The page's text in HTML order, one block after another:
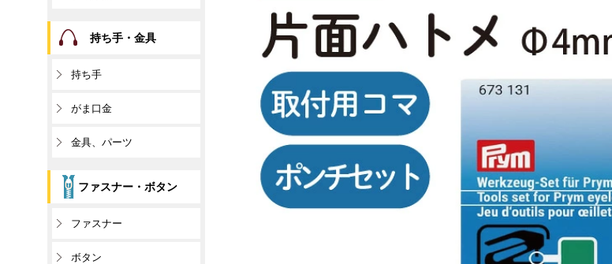
持ち手・金具
持ち手
がま口金
金具、パーツ
ファスナー・ボタン
ファスナー
ボタン